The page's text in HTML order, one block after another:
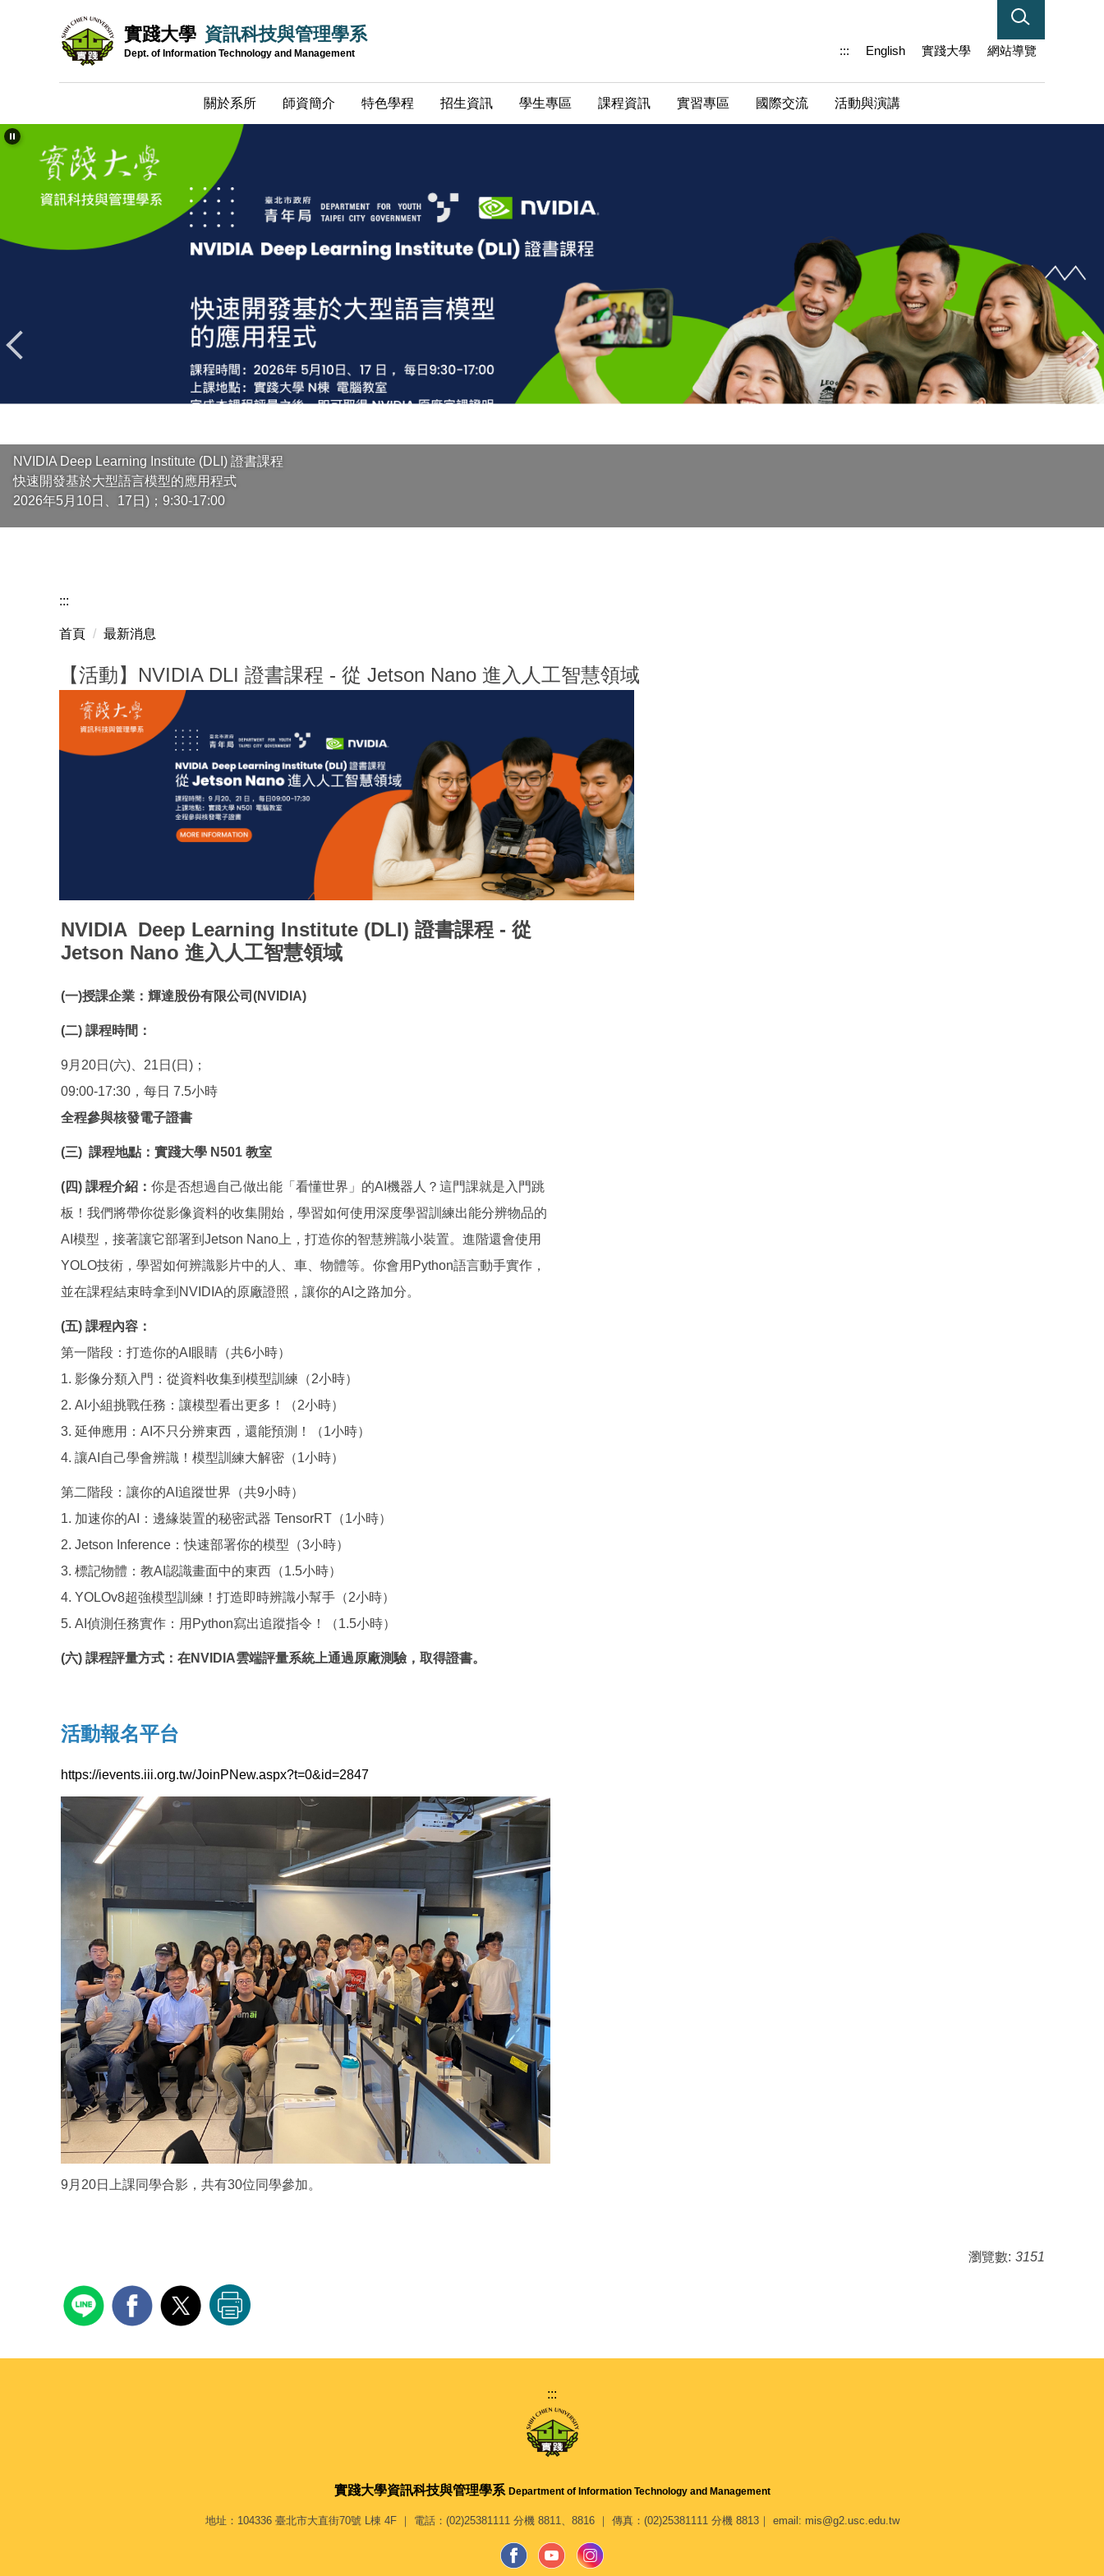
區
實踐大學 資訊科技與管理學系
Dept. of Information Technology and Management ::: English 實踐大學 網站導覽
關於系所 師資簡介 特色學程 招生資訊 學生專區 課程資訊 實習專區 國際交流 活動與演講
NVIDIA Deep Learning Institute (DLI) 證書課程
快速開發基於大型語言模型的應用程式
2026年5月10日、17日)；9:30-17:00
:::
首頁 最新消息
【活動】NVIDIA DLI 證書課程 - 從 Jetson Nano 進入人工智慧領域
NVIDIA Deep Learning Institute (DLI) 證書課程 - 從
Jetson Nano 進入人工智慧領域
(一)授課企業：輝達股份有限公司(NVIDIA)
(二) 課程時間：
9月20日(六)、21日(日)；
09:00-17:30，每日 7.5小時
全程參與核發電子證書
(三) 課程地點：實踐大學 N501 教室
(四) 課程介紹： 你是否想過自己做出能「看懂世界」的AI機器人？這門課就是入門跳
板！我們將帶你從影像資料的收集開始，學習如何使用深度學習訓練出能分辨物品的
AI模型，接著讓它部署到Jetson Nano上，打造你的智慧辨識小裝置。進階還會使用
YOLO技術，學習如何辨識影片中的人、車、物體等。你會用Python語言動手實作，
並在課程結束時拿到NVIDIA的原廠證照，讓你的AI之路加分。
(五) 課程內容：
第一階段：打造你的AI眼睛（共6小時）
1. 影像分類入門：從資料收集到模型訓練（2小時）
2. AI小組挑戰任務：讓模型看出更多！（2小時）
3. 延伸應用：AI不只分辨東西，還能預測！（1小時）
4. 讓AI自己學會辨識！模型訓練大解密（1小時）
第二階段：讓你的AI追蹤世界（共9小時）
1. 加速你的AI：邊緣裝置的秘密武器 TensorRT（1小時）
2. Jetson Inference：快速部署你的模型（3小時）
3. 標記物體：教AI認識畫面中的東西（1.5小時）
4. YOLOv8超強模型訓練！打造即時辨識小幫手（2小時）
5. AI偵測任務實作：用Python寫出追蹤指令！（1.5小時）
(六) 課程評量方式：在NVIDIA雲端評量系統上通過原廠測驗，取得證書。
活動報名平台
https://ievents.iii.org.tw/JoinPNew.aspx?t=0&id=2847
9月20日上課同學合影，共有30位同學參加。
瀏覽數: 3151
:::
實踐大學資訊科技與管理學系 Department of Information Technology and Management
地址：104336 臺北市大直街70號 L棟 4F ｜ 電話：(02)25381111 分機 8811、8816 ｜ 傳真：(02)25381111 分機 8813｜ email: mis@g2.usc.edu.tw